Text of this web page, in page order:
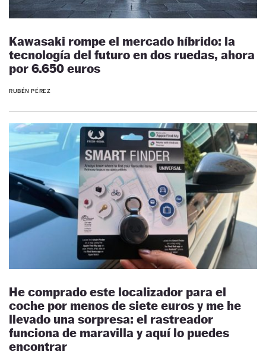
Kawasaki rompe el mercado híbrido: la
tecnología del futuro en dos ruedas, ahora
por 6.650 euros
RUBÉN PÉREZ
He comprado este localizador para el
coche por menos de siete euros y me he
llevado una sorpresa: el rastreador
funciona de maravilla y aquí lo puedes
encontrar